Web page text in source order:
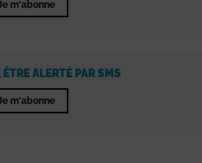
m'abonne
ALERTÉ PAR SMS
m'abonne